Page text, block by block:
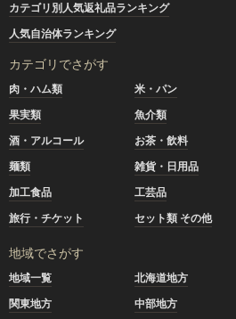
カテゴリ別人気返礼品ランキング
人気自治体ランキング
カテゴリでさがす
肉・ハム類 米・パン
果実類
魚介類
酒・アルコール
お茶・飲料
麺類
雑貨・日用品
加工食品
工芸品
旅行・チケット
セット類 その他
地域でさがす
地域一覧 北海道地方
関東地方
中部地方